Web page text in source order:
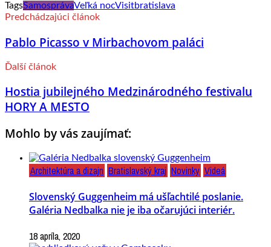
TagsSamosprávaVeľká nocVisitbratislava
Predchádzajúci článok
Pablo Picasso v Mirbachovom paláci
Ďalší článok
Hostia jubilejného Medzinárodného festivalu
HORY A MESTO
Mohlo by vás zaujímať:
Architektúra a dizajn Bratislavský kraj Novinky Videá
Slovenský Guggenheim má ušľachtilé poslanie.
Galéria Nedbalka nie je iba očarujúci interiér.
18 apríla, 2020